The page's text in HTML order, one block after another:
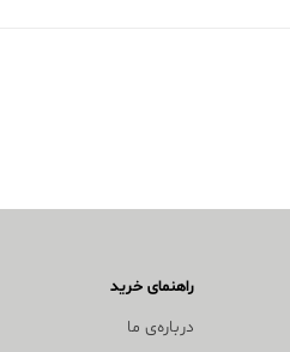
راهنمای خرید
درباره‌ی ما